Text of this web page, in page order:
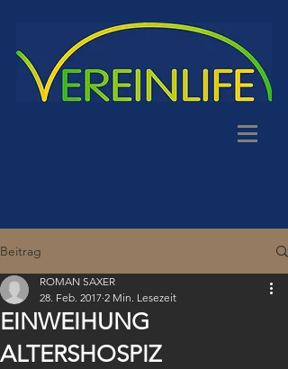
Beitrag
EINWEIHUNG
ALTERSHOSPIZ
ROMAN SAXER
28. Feb. 2017 2 Min. Lesezeit